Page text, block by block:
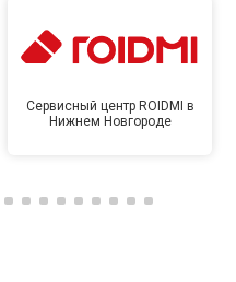
Сервисный центр ROIDMI в
Нижнем Новгороде